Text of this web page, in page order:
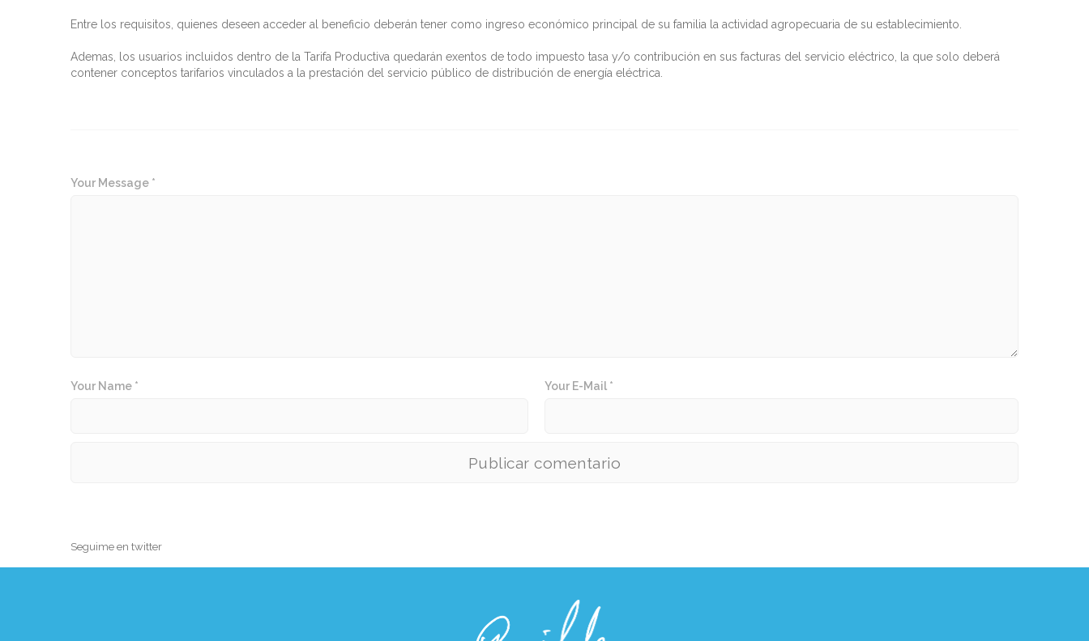
Entre los requisitos, quienes deseen acceder al beneficio deberán tener como ingreso económico principal de su familia la actividad agropecuaria de su establecimiento.
Ademas, los usuarios incluidos dentro de la Tarifa Productiva quedarán exentos de todo impuesto tasa y/o contribución en sus facturas del servicio eléctrico, la que solo deberá
contener conceptos tarifarios vinculados a la prestación del servicio público de distribución de energía eléctrica.
Your Message *
Your Name * Your E-Mail *
Seguime en twitter